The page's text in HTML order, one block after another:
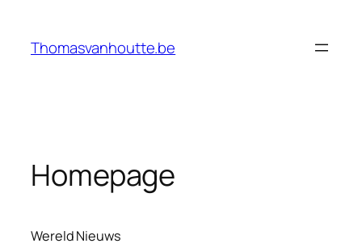
Thomasvanhoutte.be
Homepage
Wereld Nieuws